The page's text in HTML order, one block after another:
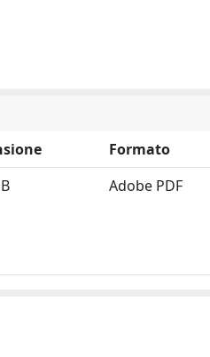
Formato
Adobe PDF